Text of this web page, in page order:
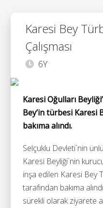
Karesi Bey
Çalışması
6Y
Karesi Oğulları
Bey’in türbesi Karesi
bakıma alındı.
Selçuklu Devleti`nin
Karesi Beyliği`nin
inşa edilen Karesi Bey
tarafından bakıma
sürekli olarak ziyarete